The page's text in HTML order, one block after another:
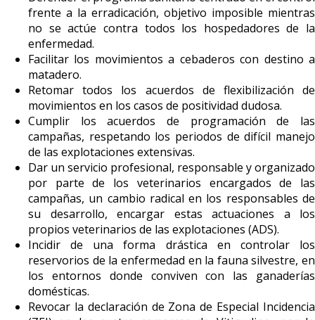
frente a la erradicación, objetivo imposible mientras
no se actúe contra todos los hospedadores de la
enfermedad.
Facilitar los movimientos a cebaderos con destino a
matadero.
Retomar todos los acuerdos de flexibilización de
movimientos en los casos de positividad dudosa.
Cumplir los acuerdos de programación de las
campañas, respetando los periodos de difícil manejo
de las explotaciones extensivas.
Dar un servicio profesional, responsable y organizado
por parte de los veterinarios encargados de las
campañas, un cambio radical en los responsables de
su desarrollo, encargar estas actuaciones a los
propios veterinarios de las explotaciones (ADS).
Incidir de una forma drástica en controlar los
reservorios de la enfermedad en la fauna silvestre, en
los entornos donde conviven con las ganaderías
domésticas.
Revocar la declaración de Zona de Especial Incidencia